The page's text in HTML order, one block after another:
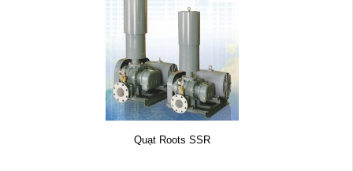
Quạt Roots SSR